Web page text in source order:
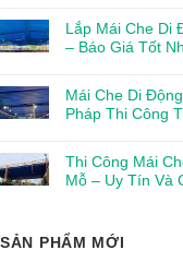
Lắp Mái Che Di
– Báo Giá Tốt
Mái Che Di
Pháp Thi Công
Thi Công Mái
Mỗ – Uy Tín Và
SẢN PHẨM MỚI